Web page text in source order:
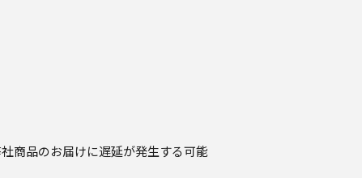
商品のお届けに遅延が発生する可能